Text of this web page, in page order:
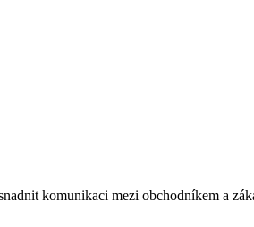
komunikaci mezi obchodníkem a